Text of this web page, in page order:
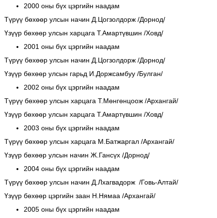
2000 оны бүх цэргийн наадам
Түрүү бөхөөр улсын начин Д.Цогзолдорж /Дорнод/
Үзүүр бөхөөр улсын харцага Т.Амартүвшин /Ховд/
2001 оны бүх цэргийн наадам
Түрүү бөхөөр улсын начин Д.Цогзолдорж /Дорнод/
Үзүүр бөхөөр улсын гарьд И.Доржсамбуу /Булган/
2002 оны бүх цэргийн наадам
Түрүү бөхөөр улсын харцага Т.Мөнгөнцоож /Архангай/
Үзүүр бөхөөр улсын харцага Т.Амартүвшин /Ховд/
2003 оны бүх цэргийн наадам
Түрүү бөхөөр улсын харцага М.Батжаргал /Архангай/
Үзүүр бөхөөр улсын начин Ж.Гансүх /Дорнод/
2004 оны бүх цэргийн наадам
Түрүү бөхөөр улсын начин Д.Лхагвадорж /Говь-Алтай/
Үзүүр бөхөөр цэргийн заан Н.Нямаа /Архангай/
2005 оны бүх цэргийн наадам